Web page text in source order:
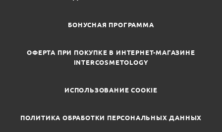
БОНУСНАЯ ПРОГРАММА
ОФЕРТА ПРИ ПОКУПКЕ В ИНТЕРНЕТ-МАГАЗИНЕ
INTERCOSMETOLOGY
ИСПОЛЬЗОВАНИЕ COOKIE
ПОЛИТИКА ОБРАБОТКИ ПЕРСОНАЛЬНЫХ ДАННЫХ